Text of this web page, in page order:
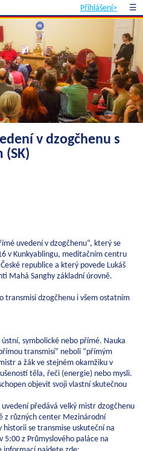
Přihlášení> ☰
v dzogčhenu s
(SK)
uvedení v dzogčhenu“, který se
v Kunkyablingu, meditačním centru
republice a který povede Lukáš
Mahá Sanghy základní úrovně.
transmisi dzogčhenu i všem ostatním
symbolické nebo přímé. Nauka
transmisí” neboli “přímým
a žák ve stejném okamžiku v
těla, řeči (energie) nebo mysli.
objevit svoji vlastní skutečnou
předává velký mistr dzogčhenu
z různých center Mezinárodní
se transmise uskuteční na
z Průmyslového paláce na